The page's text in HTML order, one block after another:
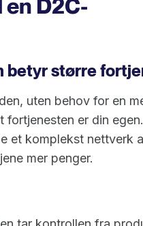
D2C-
betyr større
uten behov for en
er din
et komplekst nettverk
mer penger.